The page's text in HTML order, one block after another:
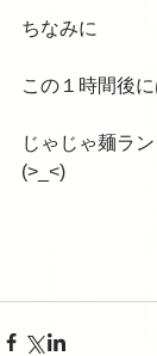
ちなみに
この１時間後
じゃじゃ麺ラ
(>_<)